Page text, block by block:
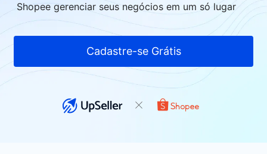
Shopee gerenciar seus negócios em um só lugar
Cadastre-se Grátis